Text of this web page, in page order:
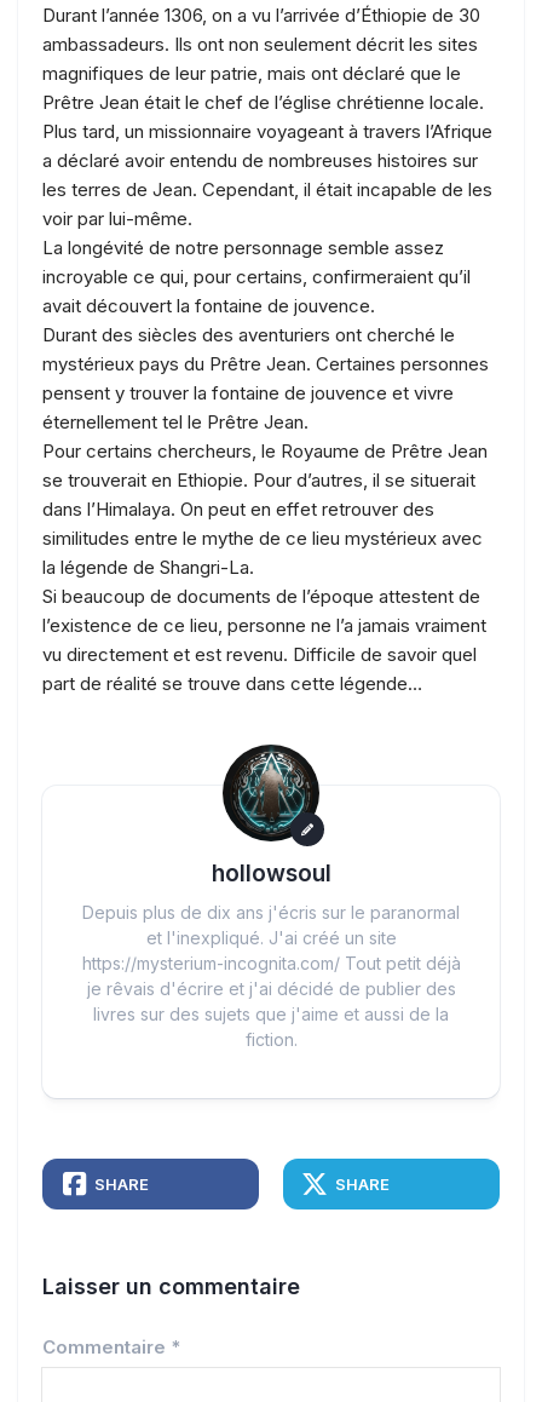
Durant l’année 1306, on a vu l’arrivée d’Éthiopie de 30
ambassadeurs. Ils ont non seulement décrit les sites
magnifiques de leur patrie, mais ont déclaré que le
Prêtre Jean était le chef de l’église chrétienne locale.
Plus tard, un missionnaire voyageant à travers l’Afrique
a déclaré avoir entendu de nombreuses histoires sur
les terres de Jean. Cependant, il était incapable de les
voir par lui-même.
La longévité de notre personnage semble assez
incroyable ce qui, pour certains, confirmeraient qu’il
avait découvert la fontaine de jouvence.
Durant des siècles des aventuriers ont cherché le
mystérieux pays du Prêtre Jean. Certaines personnes
pensent y trouver la fontaine de jouvence et vivre
éternellement tel le Prêtre Jean.
Pour certains chercheurs, le Royaume de Prêtre Jean
se trouverait en Ethiopie. Pour d’autres, il se situerait
dans l’Himalaya. On peut en effet retrouver des
similitudes entre le mythe de ce lieu mystérieux avec
la légende de Shangri-La.
Si beaucoup de documents de l’époque attestent de
l’existence de ce lieu, personne ne l’a jamais vraiment
vu directement et est revenu. Difficile de savoir quel
part de réalité se trouve dans cette légende…
hollowsoul
Depuis plus de dix ans j'écris sur le paranormal
et l'inexpliqué. J'ai créé un site
https://mysterium-incognita.com/ Tout petit déjà
je rêvais d'écrire et j'ai décidé de publier des
livres sur des sujets que j'aime et aussi de la
fiction.
SHARE SHARE
Laisser un commentaire
Commentaire *